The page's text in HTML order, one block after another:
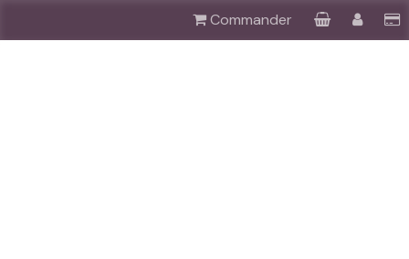
Commander